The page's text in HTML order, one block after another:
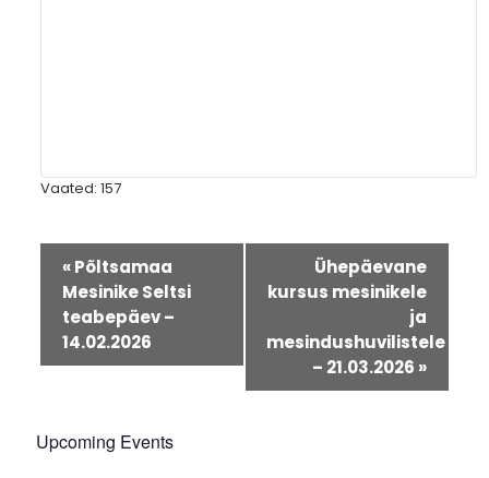
Vaated: 157
Sündmus
Navigatsioon
«Põltsamaa
Mesinike Seltsi
teabepäev –
14.02.2026
Ühepäevane
kursus mesinikele
ja
mesindushuvilistele
– 21.03.2026 »
Upcoming Events